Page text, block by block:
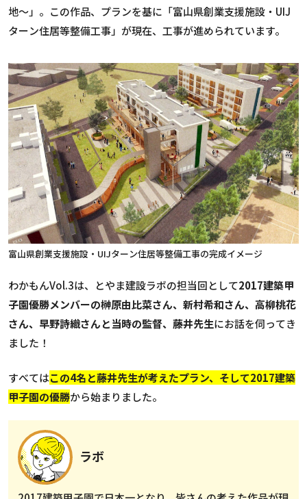
地〜」。この作品、プランを基に「富山県創業支援施設・UIJ
ターン住居等整備工事」が現在、工事が進められています。
富山県創業支援施設・UIJターン住居等整備工事の完成イメージ
わかもんVol.3は、とやま建設ラボの担当回として2017建築甲
子園優勝メンバーの榊原由比菜さん、新村希和さん、高柳桃花
さん、早野詩織さんと当時の監督、藤井先生にお話を伺ってき
ました！
すべてはこの4名と藤井先生が考えたプラン、そして2017建築
甲子園の優勝から始まりました。
ラボ